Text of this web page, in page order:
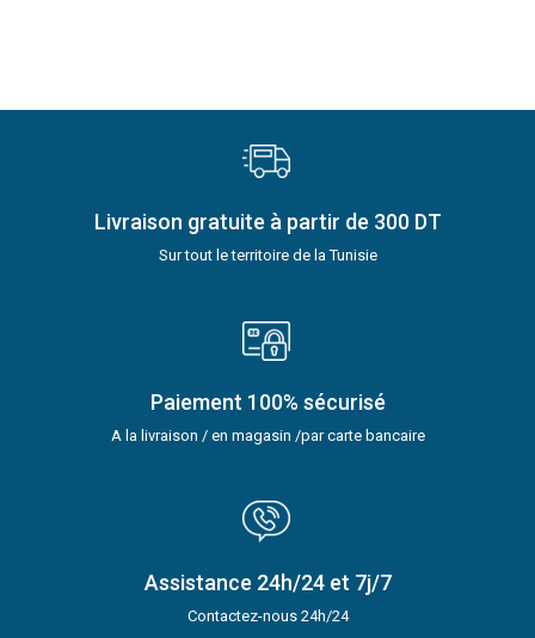
Livraison gratuite à partir de 300 DT
Sur tout le territoire de la Tunisie
Paiement 100% sécurisé
A la livraison / en magasin /par carte bancaire
Assistance 24h/24 et 7j/7
Contactez-nous 24h/24